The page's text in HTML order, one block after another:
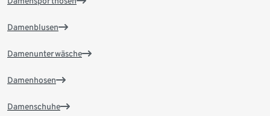
Damenblusen
Damenunterwäsche
Damenhosen
Damenschuhe